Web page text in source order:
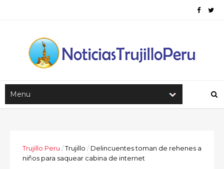
Trujillo Peru /Trujillo / Delincuentes toman de rehenes a
niños para saquear cabina de internet